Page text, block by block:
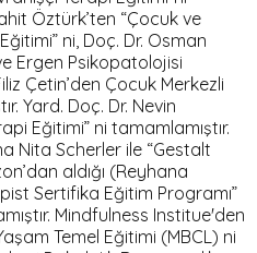
Öztürk’ten “Çocuk ve
ni, Doç. Dr. Osman
Ergen Psikopatolojisi
Çetin’den Çocuk Merkezli
Yard. Doç. Dr. Nevin
Eğitimi” ni tamamlamıştır.
Nita Scherler ile “Gestalt
aldığı (Reyhana
Sertifika Eğitim Programı”
Mindfulness Institue'den
Temel Eğitimi (MBCL) ni